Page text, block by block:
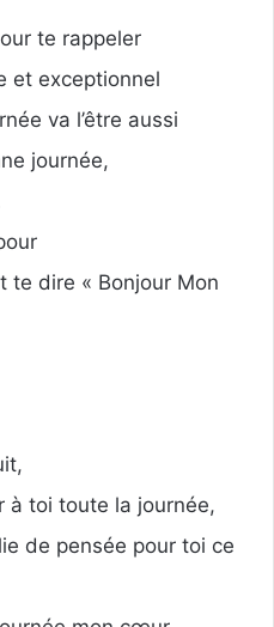
te rappeler
et exceptionnel
va l’être aussi
journée,
te dire « Bonjour Mon
à toi toute la journée,
de pensée pour toi ce